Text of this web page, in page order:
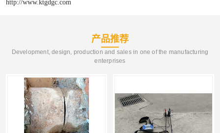
http://www.ktgdgc.com
产品推荐
Development, design, production and sales in one of the manufacturing
enterprises